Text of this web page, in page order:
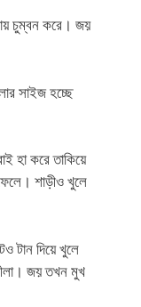
চুম্বন করে। জয়
সাইজ হচ্ছে
হা করে তাকিয়ে
শাড়ীও খুলে
টান দিয়ে খুলে
জয় তখন মুখ